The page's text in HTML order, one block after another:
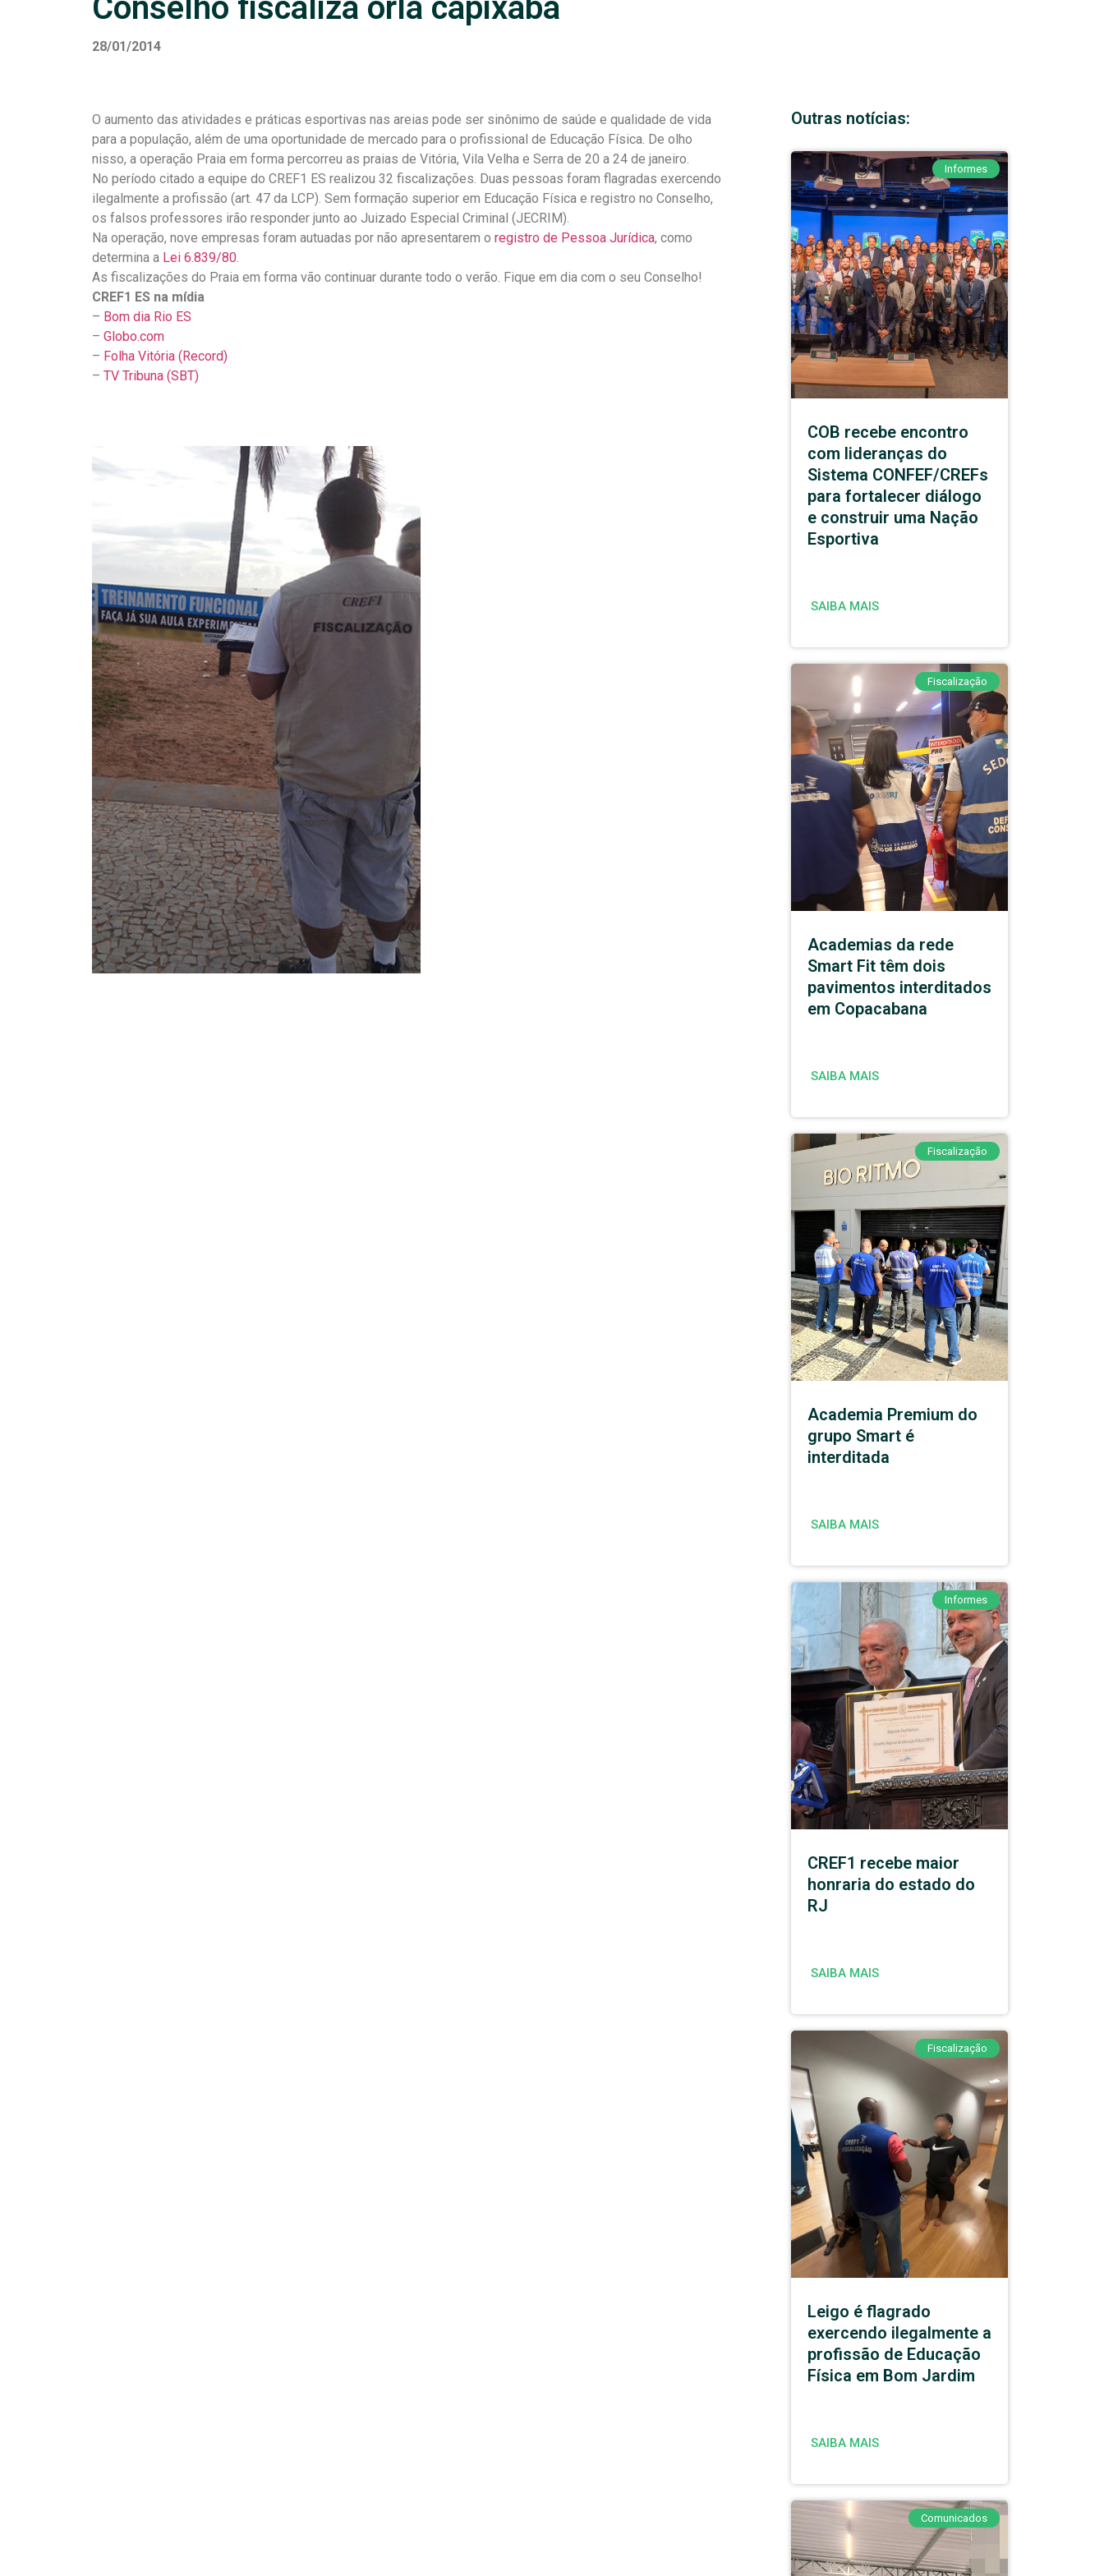
Conselho fiscaliza orla capixaba
28/01/2014
O aumento das atividades e práticas esportivas nas areias pode ser sinônimo de saúde e qualidade de vida
para a população, além de uma oportunidade de mercado para o profissional de Educação Física. De olho
nisso, a operação Praia em forma percorreu as praias de Vitória, Vila Velha e Serra de 20 a 24 de janeiro.
No período citado a equipe do CREF1 ES realizou 32 fiscalizações. Duas pessoas foram flagradas exercendo
ilegalmente a profissão (art. 47 da LCP). Sem formação superior em Educação Física e registro no Conselho,
os falsos professores irão responder junto ao Juizado Especial Criminal (JECRIM).
Na operação, nove empresas foram autuadas por não apresentarem o registro de Pessoa Jurídica, como
determina a Lei 6.839/80.
As fiscalizações do Praia em forma vão continuar durante todo o verão. Fique em dia com o seu Conselho!
CREF1 ES na mídia
– Bom dia Rio ES
– Globo.com
– Folha Vitória (Record)
– TV Tribuna (SBT)
Outras notícias:
Informes
COB recebe encontro
com lideranças do
Sistema CONFEF/CREFs
para fortalecer diálogo
e construir uma Nação
Esportiva
SAIBA MAIS
Fiscalização
Academias da rede
Smart Fit têm dois
pavimentos interditados
em Copacabana
SAIBA MAIS
Fiscalização
Academia Premium do
grupo Smart é
interditada
SAIBA MAIS
Informes
CREF1 recebe maior
honraria do estado do
RJ
SAIBA MAIS
Fiscalização
Leigo é flagrado
exercendo ilegalmente a
profissão de Educação
Física em Bom Jardim
SAIBA MAIS
Comunicados